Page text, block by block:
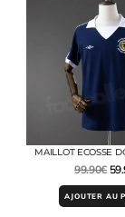
MAILLOT ECOSSE
99.90€
AJOUTER AU